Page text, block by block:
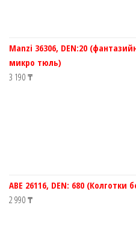
Manzi 36306, DEN:20
микро тюль)
3 190 ₸
ABE 26116, DEN: 680
2 990 ₸